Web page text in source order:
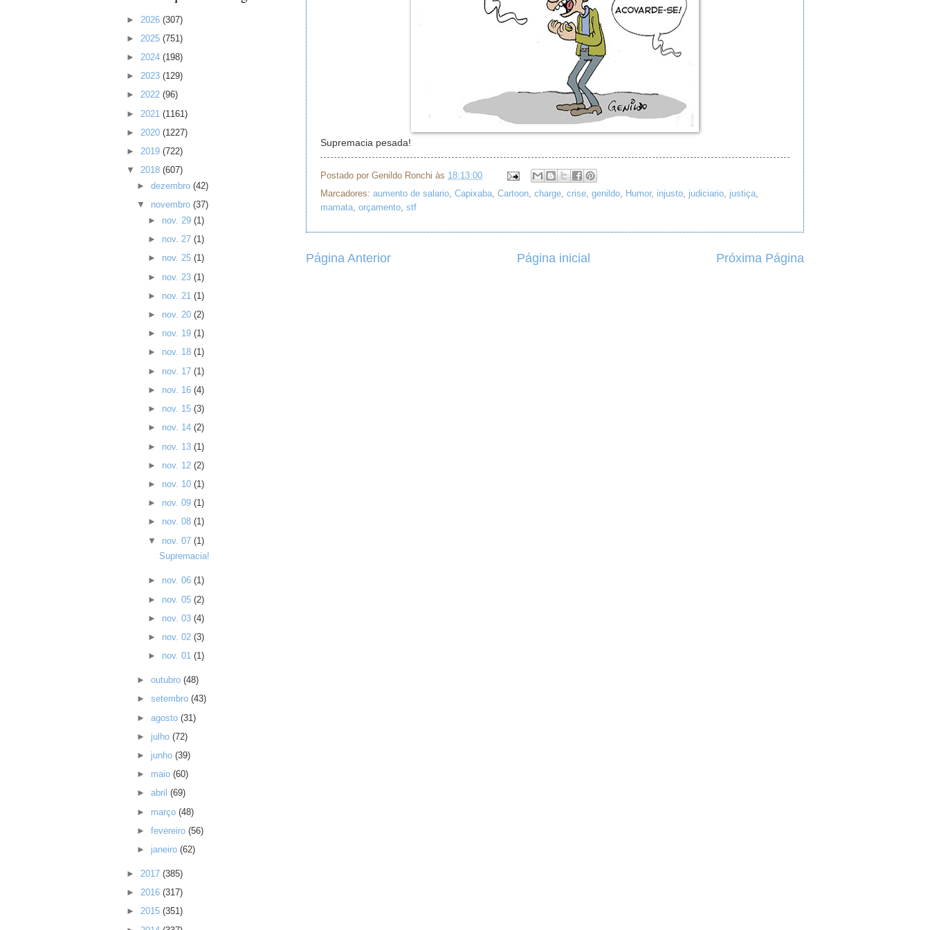
Supremacia pesada!
Postado por Genildo Ronchi às 18:13:00
Marcadores: aumento de salario, Capixaba, Cartoon, charge, crise, genildo, Humor, injusto, judiciario, justiça,
mamata, orçamento, stf
Página Anterior Próxima Página
Página inicial
► 2026 (307)
► 2025 (751)
► 2024 (198)
► 2023 (129)
► 2022 (96)
► 2021 (1161)
► 2020 (1227)
► 2019 (722)
▼ 2018 (607)
►dezembro(42)
▼ novembro(37)
► nov. 29 (1)
► nov. 27 (1)
► nov. 25 (1)
► nov. 23 (1)
► nov. 21 (1)
► nov. 20 (2)
► nov. 19 (1)
► nov. 18 (1)
► nov. 17 (1)
► nov. 16 (4)
► nov. 15 (3)
► nov. 14 (2)
► nov. 13 (1)
► nov. 12 (2)
► nov. 10 (1)
► nov. 09 (1)
► nov. 08 (1)
▼ nov. 07 (1)
Supremacia!
► nov. 06 (1)
► nov. 05 (2)
► nov. 03 (4)
► nov. 02 (3)
► nov. 01 (1)
►outubro(48)
►setembro(43)
►agosto(31)
► julho(72)
► junho(39)
► maio(60)
►abril(69)
► março(48)
►fevereiro(56)
► janeiro(62)
► 2017 (385)
► 2016 (317)
► 2015 (351)